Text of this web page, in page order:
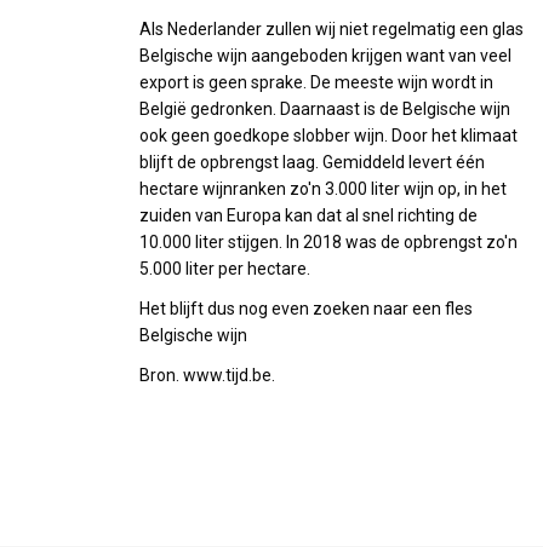
Als Nederlander zullen wij niet regelmatig een glas
Belgische wijn aangeboden krijgen want van veel
export is geen sprake. De meeste wijn wordt in
België gedronken. Daarnaast is de Belgische wijn
ook geen goedkope slobber wijn. Door het klimaat
blijft de opbrengst laag. Gemiddeld levert één
hectare wijnranken zo'n 3.000 liter wijn op, in het
zuiden van Europa kan dat al snel richting de
10.000 liter stijgen. In 2018 was de opbrengst zo'n
5.000 liter per hectare.
Het blijft dus nog even zoeken naar een fles
Belgische wijn
Bron. www.tijd.be.